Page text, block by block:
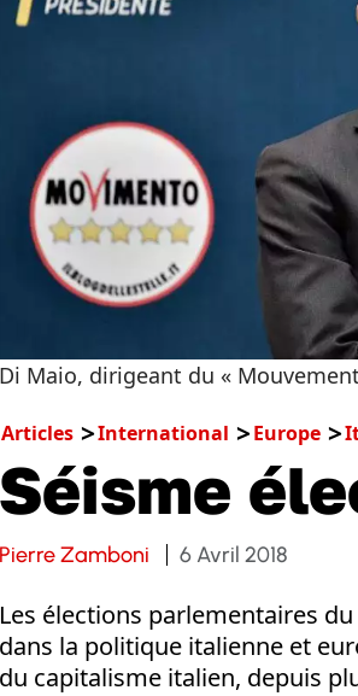
Di Maio, dirigeant du «
Articles International Europe
Séisme
Pierre Zamboni 6 Avril 2018
Les élections parlementaires
dans la politique italienne et
du capitalisme italien, depuis